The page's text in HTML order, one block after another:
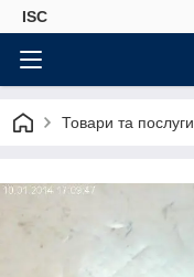
ISC
Товари та послуги